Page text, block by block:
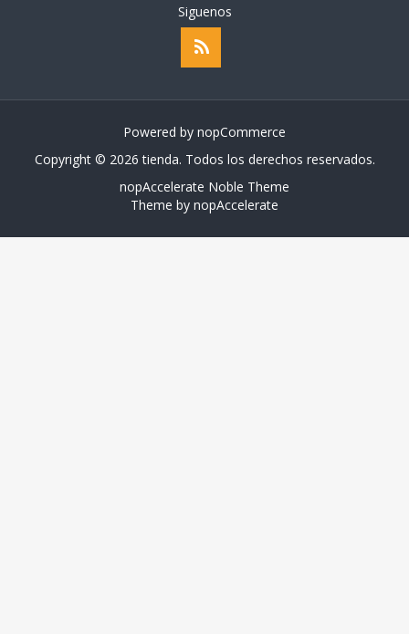
Siguenos
Powered by nopCommerce
Copyright © 2026 tienda. Todos los derechos reservados.
nopAccelerate Noble Theme
Theme by nopAccelerate